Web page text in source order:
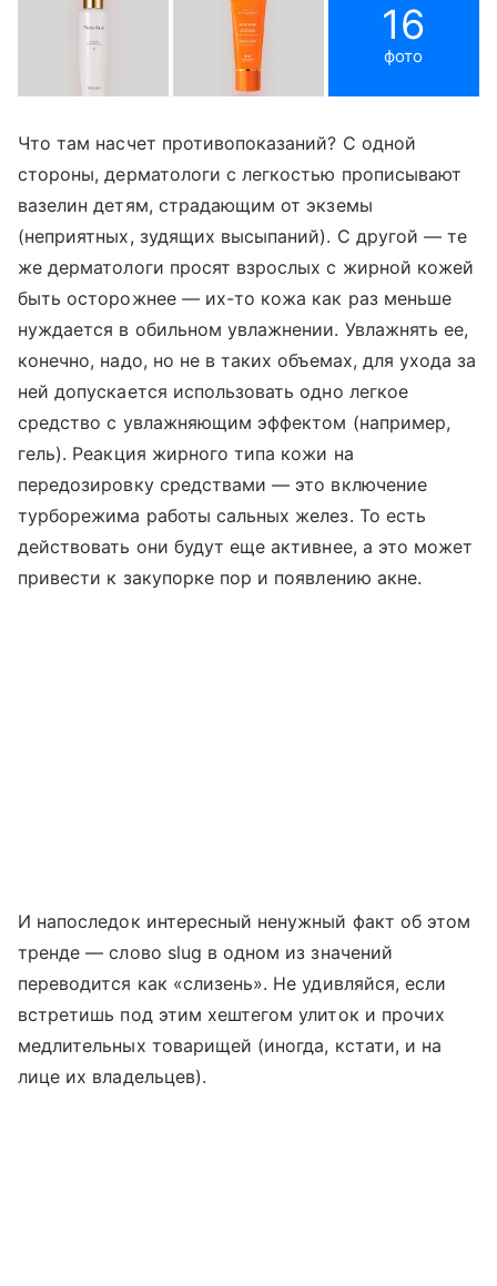
16
фото
Что там насчет противопоказаний? С одной
стороны, дерматологи с легкостью прописывают
вазелин детям, страдающим от экземы
(неприятных, зудящих высыпаний). С другой — те
же дерматологи просят взрослых с жирной кожей
быть осторожнее — их-то кожа как раз меньше
нуждается в обильном увлажнении. Увлажнять ее,
конечно, надо, но не в таких объемах, для ухода за
ней допускается использовать одно легкое
средство с увлажняющим эффектом (например,
гель). Реакция жирного типа кожи на
передозировку средствами — это включение
турборежима работы сальных желез. То есть
действовать они будут еще активнее, а это может
привести к закупорке пор и появлению акне.
И напоследок интересный ненужный факт об этом
тренде — слово slug в одном из значений
переводится как «слизень». Не удивляйся, если
встретишь под этим хештегом улиток и прочих
медлительных товарищей (иногда, кстати, и на
лице их владельцев).